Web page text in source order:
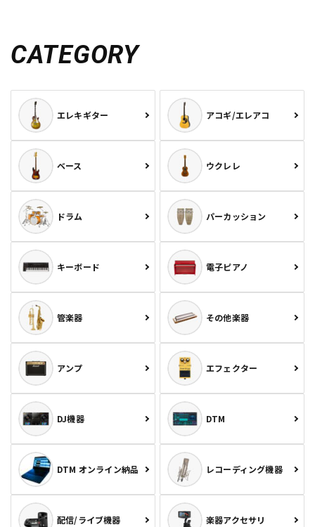
CATEGORY
エレキギター アコギ/エレアコ
ベース ウクレレ
ドラム パーカッション
キーボード 電子ピアノ
管楽器 その他楽器
アンプ エフェクター
DJ機器 DTM
DTM オンライン納品 レコーディング機器
配信/ライブ機器 楽器アクセサリ